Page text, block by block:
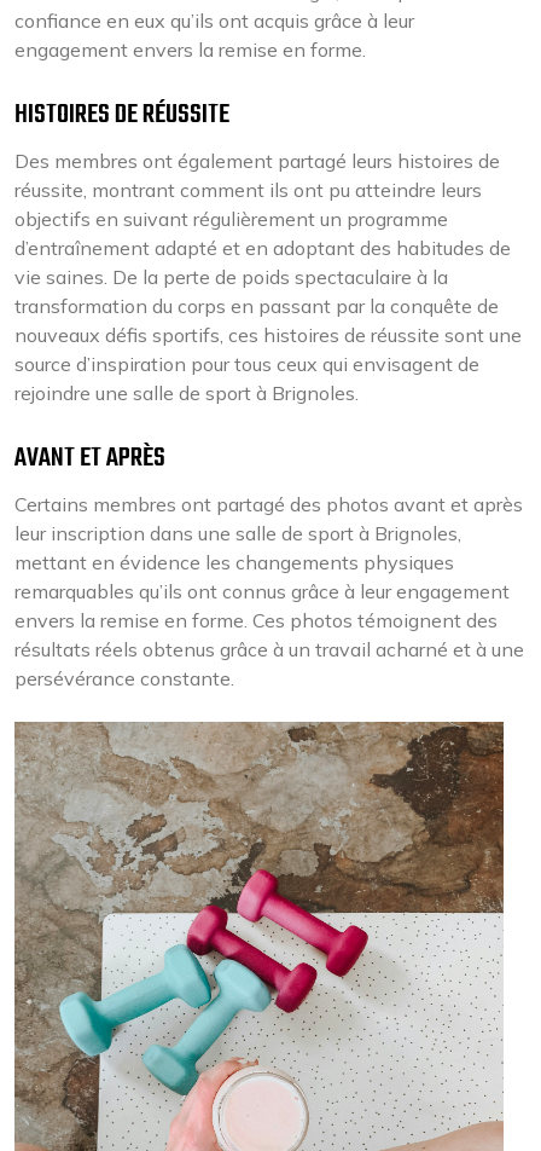
confiance en eux qu’ils ont acquis grâce à leur
engagement envers la remise en forme.
HISTOIRES DE RÉUSSITE
Des membres ont également partagé leurs histoires de
réussite, montrant comment ils ont pu atteindre leurs
objectifs en suivant régulièrement un programme
d’entraînement adapté et en adoptant des habitudes de
vie saines. De la perte de poids spectaculaire à la
transformation du corps en passant par la conquête de
nouveaux défis sportifs, ces histoires de réussite sont une
source d’inspiration pour tous ceux qui envisagent de
rejoindre une salle de sport à Brignoles.
AVANT ET APRÈS
Certains membres ont partagé des photos avant et après
leur inscription dans une salle de sport à Brignoles,
mettant en évidence les changements physiques
remarquables qu’ils ont connus grâce à leur engagement
envers la remise en forme. Ces photos témoignent des
résultats réels obtenus grâce à un travail acharné et à une
persévérance constante.